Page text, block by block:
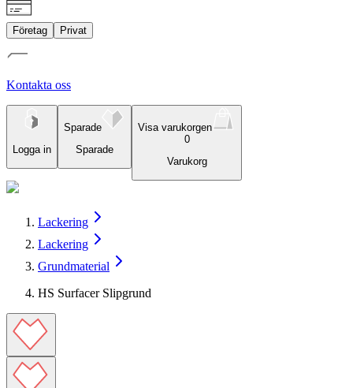
Företag Privat
Kontakta oss
Logga in
Sparade
Sparade
Visa varukorgen
0
Varukorg
Lackering
Lackering
Grundmaterial
HS Surfacer Slipgrund